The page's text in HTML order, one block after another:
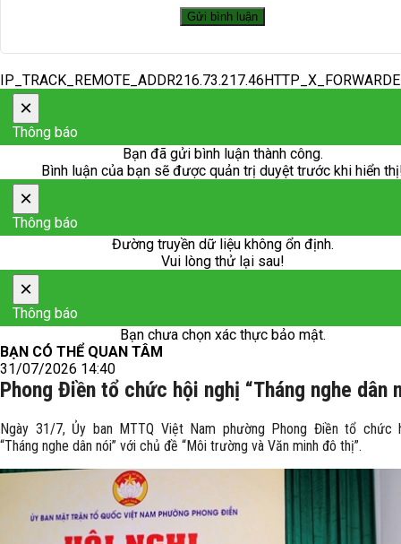
×
Thông báo
Bạn đã gửi bình luận thành công.
Bình luận của bạn sẽ được quản trị duyệt trước khi hiển
×
Thông báo
Đường truyền dữ liệu không ổn định.
Vui lòng thử lại sau!
×
Thông báo
Bạn chưa chọn xác thực bảo mật.
BẠN CÓ THỂ QUAN TÂM
31/07/2026 14:40
Phong Điền tổ chức hội nghị “Tháng nghe dân
Ngày 31/7, Ủy ban MTTQ Việt Nam phường Phong Điền tổ chức
“Tháng nghe dân nói” với chủ đề “Môi trường và Văn minh đô thị”.